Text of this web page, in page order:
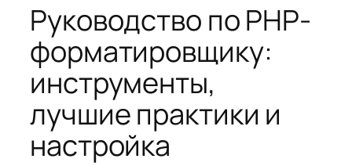
Руководство по PHP-
форматировщику:
инструменты,
лучшие практики и
настройка